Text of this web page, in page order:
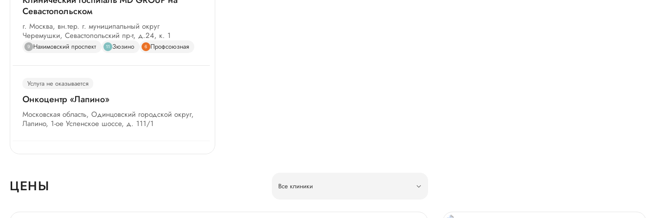
Севастопольском
г. Москва, вн.тер. г. муниципальный округ
Черемушки, Севастопольский пр-т, д.24, к. 1
9 Нахимовский проспект 11 Зюзино 6 Профсоюзная
Услуга не оказывается
Онкоцентр «Лапино»
Московская область, Одинцовский городской округ,
Лапино, 1-ое Успенское шоссе, д. 111/1
Московская область, Одинцовский городской округ,
ЦЕНЫ Все клиники